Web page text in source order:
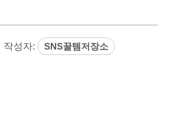
작성자: SNS꿀템저장소